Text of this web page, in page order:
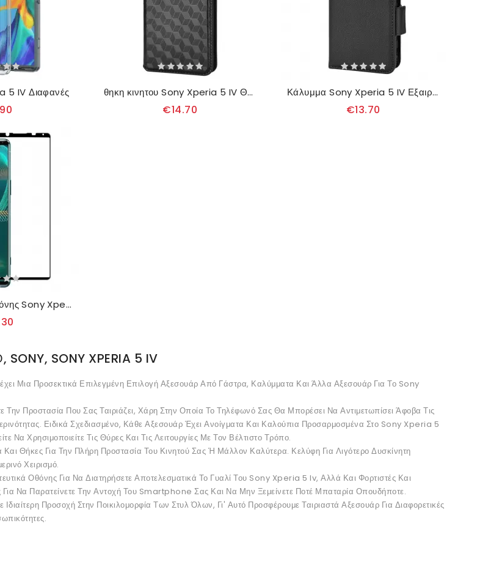
5 IV Διαφανές θηκη κινητου Sony Xperia 5 IV Θήκη Flip 3d Υφή
€14.70
Κάλυμμα Sony Xperia 5 IV Εξαιρετικά Καλό
€13.70
Προστατευτικό Οθόνης Sony Xperia 5 Iv Black Edge Tempered Glass
SONY XPERIA 5 IV
Μια Προσεκτικά Επιλεγμένη Επιλογή Αξεσουάρ Από Γάστρα, Καλύμματα Και Άλλα Αξεσουάρ Για Το Sony
Την Προστασία Που Σας Ταιριάζει, Χάρη Στην Οποία Το Τηλέφωνό Σας Θα Μπορέσει Να Αντιμετωπίσει Άφοβα Τις
Ειδικά Σχεδιασμένο, Κάθε Αξεσουάρ Έχει Ανοίγματα Και Καλούπια Προσαρμοσμένα Στο Sony Xperia 5
Να Χρησιμοποιείτε Τις Θύρες Και Τις Λειτουργίες Με Τον Βέλτιστο Τρόπο.
Και Θήκες Για Την Πλήρη Προστασία Του Κινητού Σας Ή Μάλλον Καλύτερα. Κελύφη Για Λιγότερο Δυσκίνητη
Χειρισμό.
Οθόνης Για Να Διατηρήσετε Αποτελεσματικά Το Γυαλί Του Sony Xperia 5 Iv, Αλλά Και Φορτιστές Και
Για Να Παρατείνετε Την Αντοχή Του Smartphone Σας Και Να Μην Ξεμείνετε Ποτέ Μπαταρία Οπουδήποτε.
Προσοχή Στην Ποικιλομορφία Των Στυλ Όλων, Γι' Αυτό Προσφέρουμε Ταιριαστά Αξεσουάρ Για Διαφορετικές